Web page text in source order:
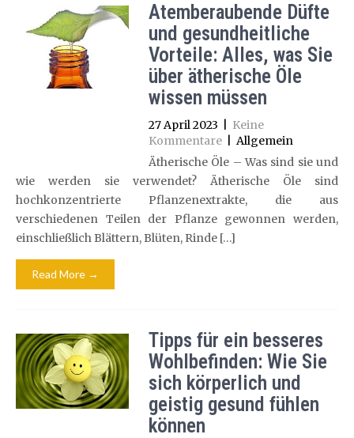
Atemberaubende Düfte
und gesundheitliche
Vorteile: Alles, was Sie
über ätherische Öle
wissen müssen
27 April 2023
Keine
Kommentare
| Allgemein
Ätherische Öle – Was sind sie und
wie werden sie verwendet? Ätherische Öle sind
hochkonzentrierte Pflanzenextrakte, die aus
verschiedenen Teilen der Pflanze gewonnen werden,
einschließlich Blättern, Blüten, Rinde […]
Read More →
Tipps für ein besseres
Wohlbefinden: Wie Sie
sich körperlich und
geistig gesund fühlen
können